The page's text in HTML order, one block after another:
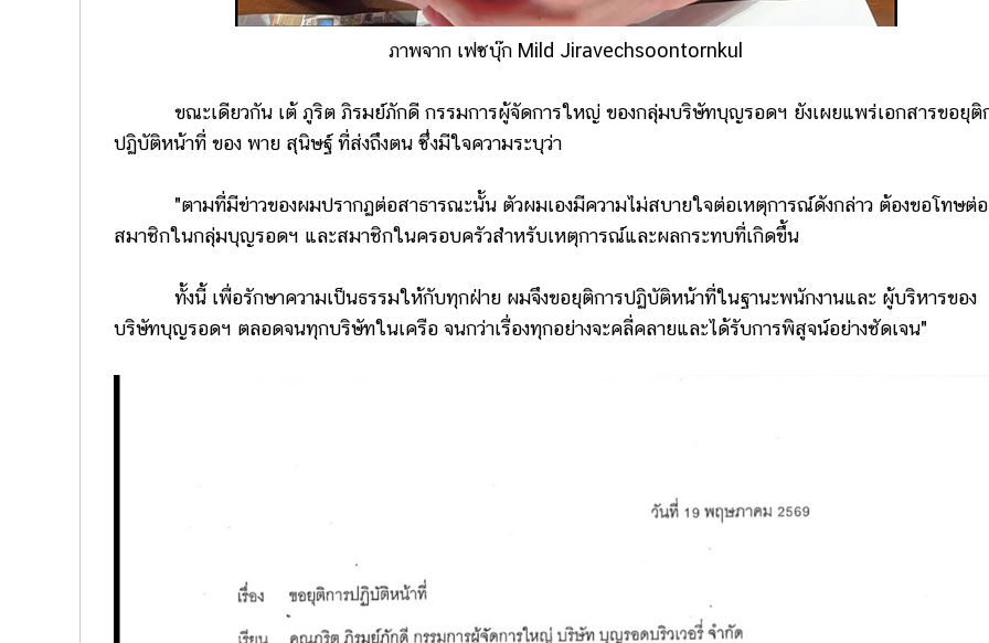
ภาพจาก เฟซบุ๊ก Mild Jiravechsoontornkul
ขณะเดียวกัน เต้ ภูริต ภิรมย์ภักดี กรรมการผู้จัดการใหญ่ ของกลุ่มบริษัทบุญรอดฯ ยังเผยแพร่เอกสารขอยุติ
ปฏิบัติหน้าที่ ของ พาย สุนิษฐ์ ที่ส่งถึงตน ซึ่งมีใจความระบุว่า
"ตามที่มีข่าวของผมปรากฏต่อสาธารณะนั้น ตัวผมเองมีความไม่สบายใจต่อเหตุการณ์ดังกล่าว ต้องขอโทษต่อ
สมาชิกในกลุ่มบุญรอดฯ และสมาชิกในครอบครัวสำหรับเหตุการณ์และผลกระทบที่เกิดขึ้น
ทั้งนี้ เพื่อรักษาความเป็นธรรมให้กับทุกฝ่าย ผมจึงขอยุติการปฏิบัติหน้าที่ในฐานะพนักงานและ ผู้บริหารของ
บริษัทบุญรอดฯ ตลอดจนทุกบริษัทในเครือ จนกว่าเรื่องทุกอย่างจะคลี่คลายและได้รับการพิสูจน์อย่างชัดเจน"